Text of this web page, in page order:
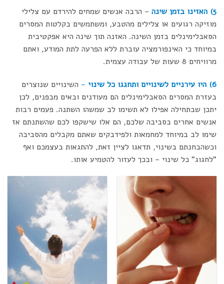
5) האזינו בזמן שינה
– הרבה אנשים שמחים להירדם עם צלילי
מוזיקה רגועים או צלילים מהטבע, ומשתמשים בקלטות המסרים
הסאבלימינלים בזמן השינה. האזנה תוך שינה היא אפקטיבית
במיוחד כי האינפורמציה עוברת ללא הפרעה לתת המודע, ואתם
מרוויחים 8 שעות של עבודה עצמית.
6) היו עירניים לשינויים ותחגגו כל שינוי – השינויים שנוצרים
בעזרת המסרים הסאבלימינלים הם מעודנים ובאים מבפנים, לכן
יתכן שבתחילה אפילו לא תשימו לב שמשהו השתנה. פעמים רבות
אנשים אחרים בסביבה שלכם, הם אלו שישקפו לכם שהשתנתם אז
שימו לב במיוחד למחמאות ולפידבקים שאתם מקבלים מהסביבה
וכשהבחנתם בשינוי, תדאגו לציין זאת, להתגאות בעצמכם ואף
"לחגוג" כל שינוי – ובכך לעזור להטמיע אותו.